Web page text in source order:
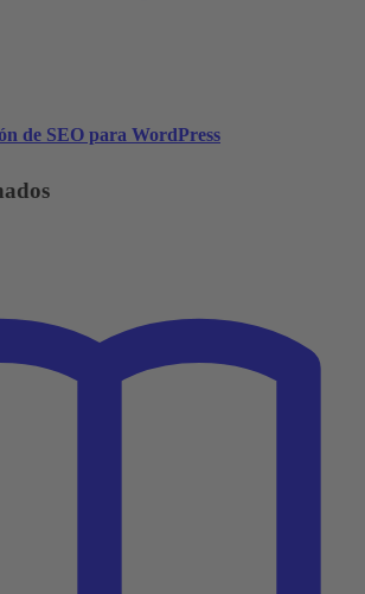
de SEO para WordPress